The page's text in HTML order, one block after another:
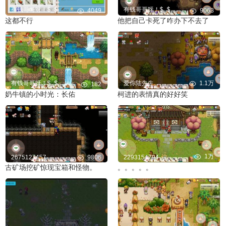
有钱哥哥呀！$_$ 4049
这都不行
有钱哥哥呀！$_$ 9063
他把自己卡死了咋办下不去了
有钱哥哥呀！$_$ 182
奶牛镇的小时光：长佑
爱你陆先生 1.1万
柯进的表情真的好好笑
2675127457 9806
古矿场挖矿惊现宝箱和怪物。
2293154794 1万
。。。。。